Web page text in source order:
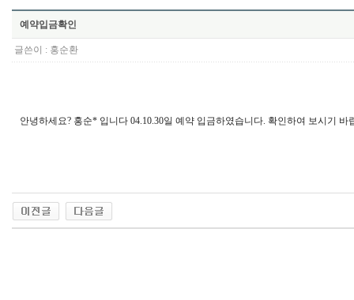
예약입금확인
글쓴이 : 홍순환
안녕하세요? 홍순* 입니다 04.10.30일 예약 입금하였습니다. 확인하여 보시기 바